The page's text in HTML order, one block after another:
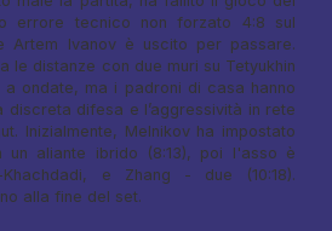
errore tecnico non forzato 4:8 sul
Artem Ivanov è uscito per passare.
le distanze con due muri su Tetyukhin
ondate, ma i padroni di casa hanno
discreta difesa e l’aggressività in rete
Inizialmente, Melnikov ha impostato
un aliante ibrido (8:13), poi l'asso è
e Zhang - due (10:18).
alla fine del set.